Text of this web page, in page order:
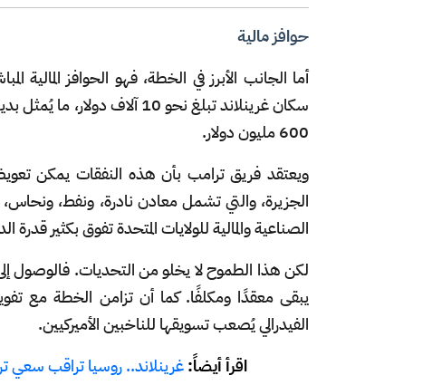
حوافز مالية
أما الجانب الأبرز في الخطة، فهو الحوافز
سكان غرينلاند تبلغ نحو 10
600 مليون دولار.
ويعتقد فريق ترامب بأن هذه النفقات يمكن
الجزيرة، والتي تشمل معادن نادرة، ونفط،
الصناعية والمالية للولايات المتحدة تفوق بكثير
لكن هذا الطموح لا يخلو من التحديات. فالوصول
يبقى معقدًا ومكلفًا. كما أن تزامن الخطة مع
الفيدرالي يُصعب تسويقها للناخبين الأميركيين.
اقرأ أيضاً:غرينلاند.. روسيا تراقب سعي